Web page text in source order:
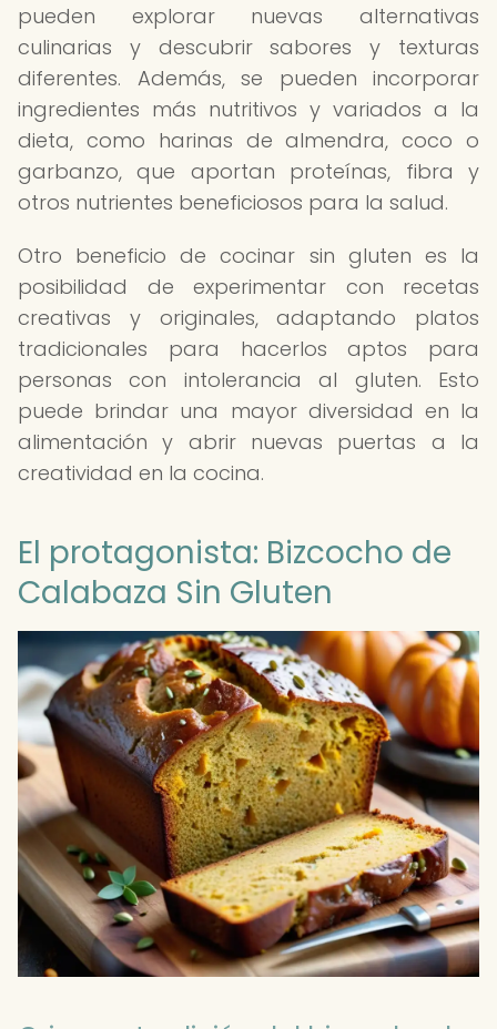
pueden explorar nuevas alternativas
culinarias y descubrir sabores y texturas
diferentes. Además, se pueden incorporar
ingredientes más nutritivos y variados a la
dieta, como harinas de almendra, coco o
garbanzo, que aportan proteínas, fibra y
otros nutrientes beneficiosos para la salud.
Otro beneficio de cocinar sin gluten es la
posibilidad de experimentar con recetas
creativas y originales, adaptando platos
tradicionales para hacerlos aptos para
personas con intolerancia al gluten. Esto
puede brindar una mayor diversidad en la
alimentación y abrir nuevas puertas a la
creatividad en la cocina.
El protagonista: Bizcocho de
Calabaza Sin Gluten